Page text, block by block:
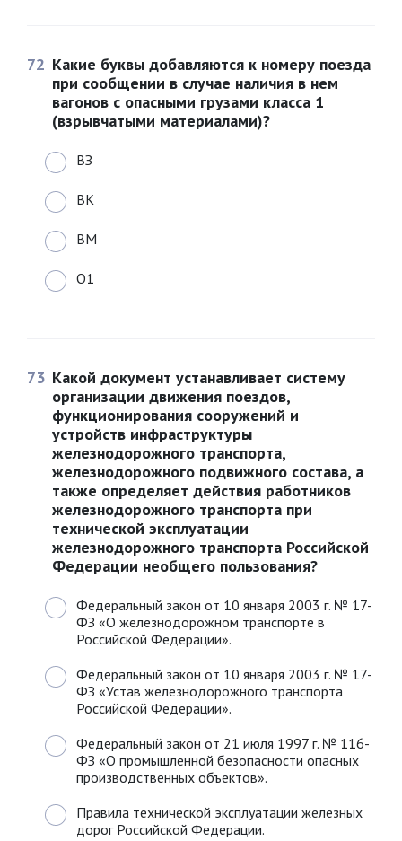
72 Какие буквы добавляются к номеру поезда
при сообщении в случае наличия в нем
вагонов с опасными грузами класса 1
(взрывчатыми материалами)?
ВЗ
ВК
ВМ
О1
73 Какой документ устанавливает систему
организации движения поездов,
функционирования сооружений и
устройств инфраструктуры
железнодорожного транспорта,
железнодорожного подвижного состава, а
также определяет действия работников
железнодорожного транспорта при
технической эксплуатации
железнодорожного транспорта Российской
Федерации необщего пользования?
Федеральный закон от 10 января 2003 г. № 17-
ФЗ «О железнодорожном транспорте в
Российской Федерации».
Федеральный закон от 10 января 2003 г. № 17-
ФЗ «Устав железнодорожного транспорта
Российской Федерации».
Федеральный закон от 21 июля 1997 г. № 116-
ФЗ «О промышленной безопасности опасных
производственных объектов».
Правила технической эксплуатации железных
дорог Российской Федерации.